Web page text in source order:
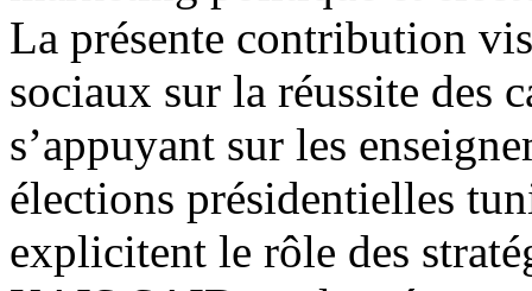
La présente contribution
sociaux sur la réussite des
s’appuyant sur les
élections présidentielles
explicitent le rôle des